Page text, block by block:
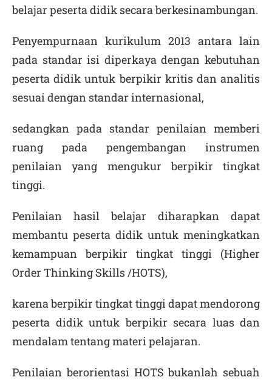
belajar peserta didik secara berkesinambungan.
Penyempurnaan kurikulum 2013 antara lain
pada standar isi diperkaya dengan kebutuhan
peserta didik untuk berpikir kritis dan analitis
sesuai dengan standar internasional,
sedangkan pada standar penilaian memberi
ruang pada pengembangan instrumen
penilaian yang mengukur berpikir tingkat
tinggi.
Penilaian hasil belajar diharapkan dapat
membantu peserta didik untuk meningkatkan
kemampuan berpikir tingkat tinggi (Higher
Order Thinking Skills /HOTS),
karena berpikir tingkat tinggi dapat mendorong
peserta didik untuk berpikir secara luas dan
mendalam tentang materi pelajaran.
Penilaian berorientasi HOTS bukanlah sebuah